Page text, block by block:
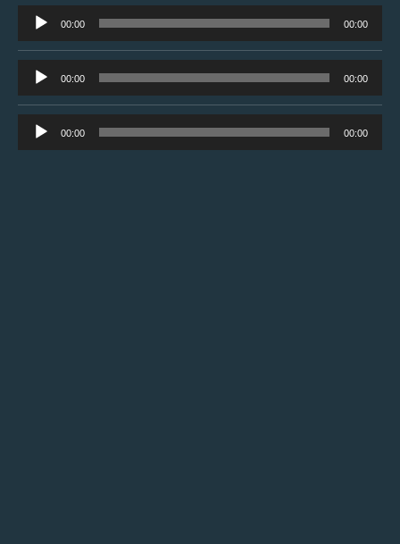
Tocador
de
áudio
00:00 00:00
Tocador
de
áudio
00:00 00:00
Tocador
de
00:00 00:00